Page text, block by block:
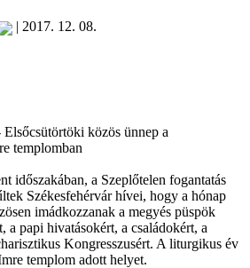
| 2017. 12. 08.
közös ünnep a
templomban
időszakában, a Szeplőtelen fogantatás
Székesfehérvár hívei, hogy a hónap
imádkozzanak a megyés püspök
a papi hivatásokért, a családokért, a
Kongresszusért. A liturgikus év
templom adott helyet.